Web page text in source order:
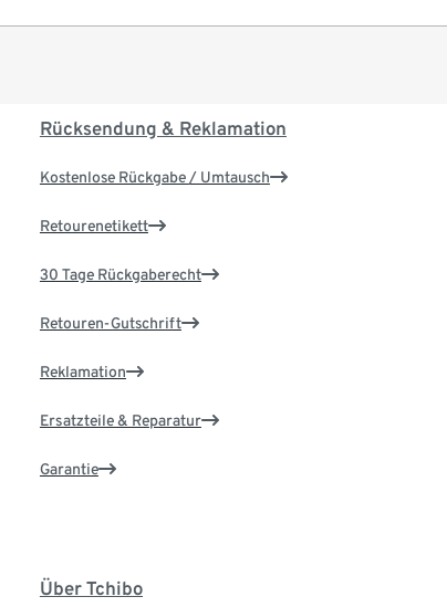
Rücksendung & Reklamation
Kostenlose Rückgabe / Umtausch
Retourenetikett
30 Tage Rückgaberecht
Retouren-Gutschrift
Reklamation
Ersatzteile & Reparatur
Garantie
Über Tchibo